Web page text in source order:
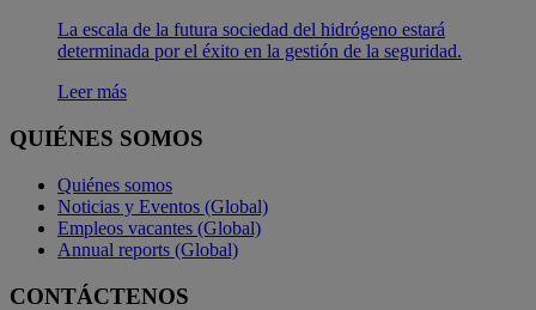
La escala de la futura sociedad del hidrógeno estará
determinada por el éxito en la gestión de la seguridad.
Leer más
QUIÉNES SOMOS
Quiénes somos
Noticias y Eventos (Global)
Empleos vacantes (Global)
Annual reports (Global)
CONTÁCTENOS